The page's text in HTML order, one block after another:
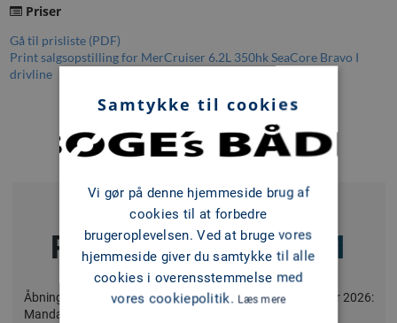
Priser
Gå til prisliste (PDF)
Print salgsopstilling for MerCruiser 6.2L 350hk SeaCore Bravo I
drivline
Bliv kontaktet hurtigt muligt
Ring på75 58 58 11
Åbningstider: Åbningstider(salg) fra 1. april - 1. september 2026:
Mandag - torsdag: 9:00 - 17:00
Samtykke til cookies
Vi gør på denne hjemmeside brug af
cookies til at forbedre
brugeroplevelsen. Ved at bruge vores
hjemmeside giver du samtykke til alle
cookies i overensstemmelse med
vores cookiepolitik. Læs mere